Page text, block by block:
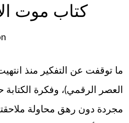
كتاب موت
ما توقفت عن التفكير منذ
العصر الرقمي)، وفكرة
مجردة دون رهق محاولة